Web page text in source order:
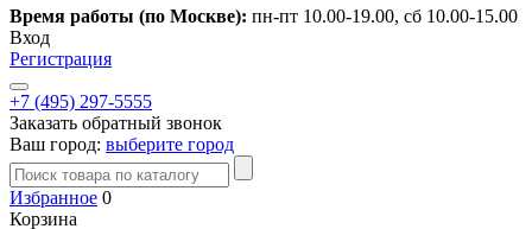
Время работы (по Москве): пн-пт 10.00-19.00, сб 10.00-15.00
Вход
Регистрация
+7 (495) 297-5555
Заказать обратный звонок
Ваш город: выберите город
Избранное 0
Корзина